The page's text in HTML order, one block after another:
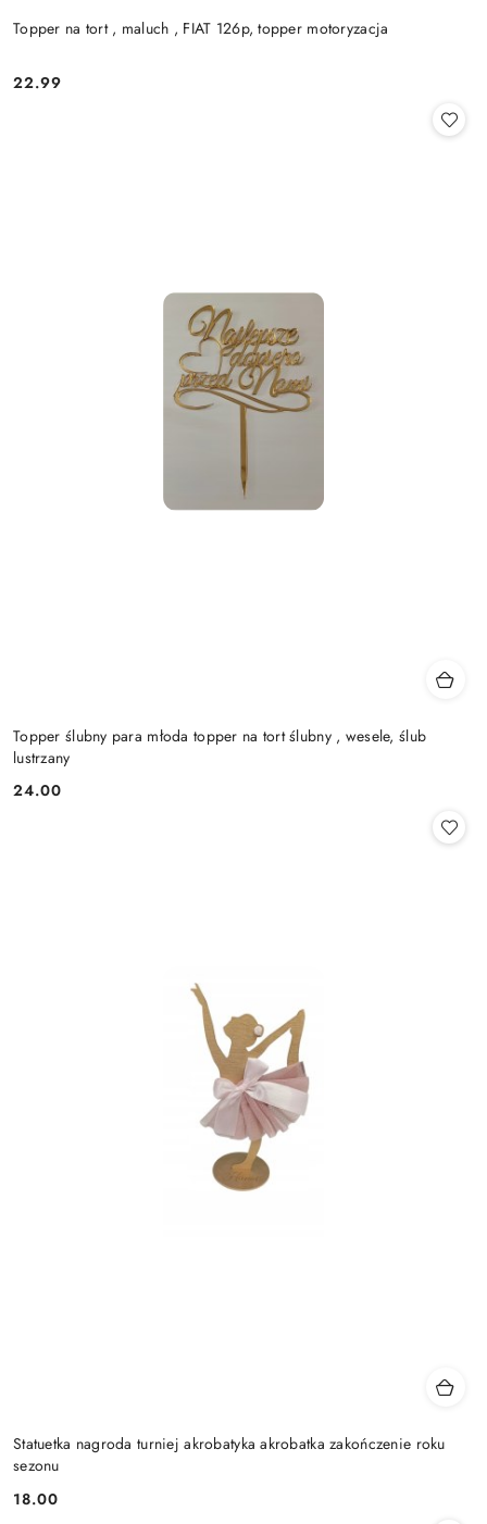
Topper na tort , maluch , FIAT 126p, topper motoryzacja
Cena:
22.99
Topper ślubny para młoda topper na tort ślubny , wesele, ślub
lustrzany
Cena:
24.00
Statuetka nagroda turniej akrobatyka akrobatka zakończenie roku
sezonu
Cena:
18.00